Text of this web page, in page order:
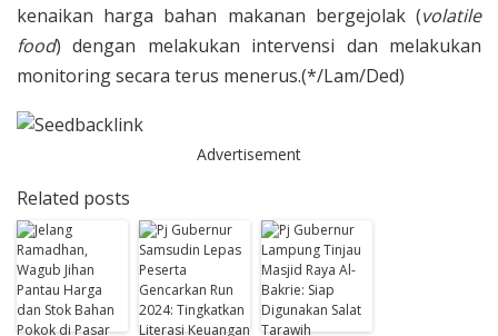
kenaikan harga bahan makanan bergejolak (volatile
food) dengan melakukan intervensi dan melakukan
monitoring secara terus menerus.(*/Lam/Ded)
Advertisement
Related posts